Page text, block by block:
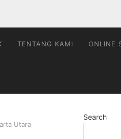
TENTANG KAMI ONLINE
Utara
Search